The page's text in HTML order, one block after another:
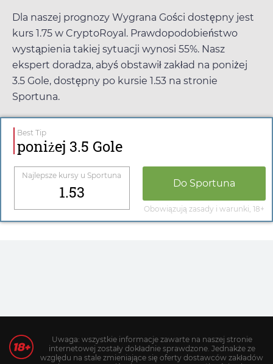
Dla naszej prognozy Wygrana Gości dostępny jest
kurs 1.75 w CryptoRoyal . Prawdopodobieństwo
wystąpienia takiej sytuacji wynosi 55%. Nasz
ekspert doradza, abyś obstawił zakład na poniżej
3.5 Gole, dostępny po kursie 1.53 na stronie
Sportuna.
Best Tip
poniżej 3.5 Gole
Najlepsze kursy u Sportuna
1.53 Do Sportuna
Obowiązują zasady i warunki, 18+
Uwaga: wszystkie informacje zawarte na naszej stronie
internetowej zostały dokładnie sprawdzone. Jednakże ze
względu na stale zmieniające się oferty dostawców zakładów